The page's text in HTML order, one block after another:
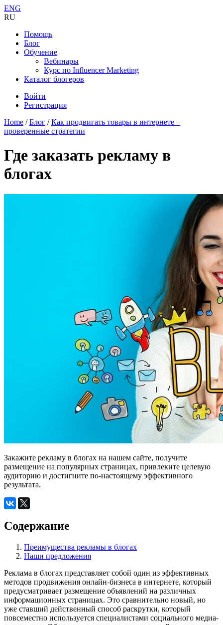
ENG
RU
Помощь
Блог
Обучение
Вебинары
Курс по Influencer Marketing
Каталог блогеров
Войти
Регистрация
Home /Блог /Как продвигать товары в интернете –
проверенные стратегии
Где заказать рекламу в
блогах
Закажите рекламу в блогах на нашем сайте, получите
размещение на популярных страницах, привлеките целевую
аудиторию и достигните по-настоящему эффективного
результата.
Содержание
Преимущества рекламы в блогах
Наши предложения
Реклама в блогах представляет собой один из эффективных
методов продвижения онлайн-бизнеса в интернете, который
предусматривает размещение объявлений на различных
информационных страницах. Это сравнительно новый, но
уже ставший действенный способ раскрутки, который
повсеместно используется специалистами социального медиа-